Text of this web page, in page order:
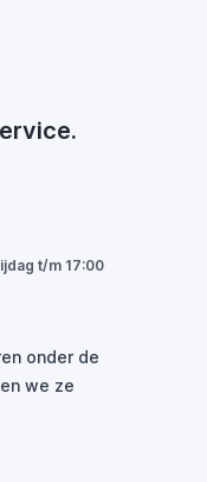
t/m 17:00
onder de
we ze